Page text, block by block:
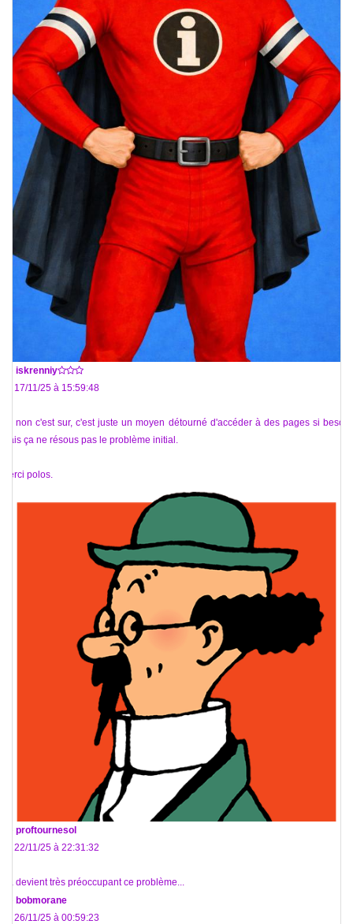
iskrenniy
Le 17/11/25 à 15:59:48
Ah non c'est sur, c'est juste un moyen détourné d'accéder à des pages si besoin
mais ça ne résous pas le problème initial.
Merci polos.
proftournesol
Le 22/11/25 à 22:31:32
Ça devient très préoccupant ce problème...
bobmorane
Le 26/11/25 à 00:59:23